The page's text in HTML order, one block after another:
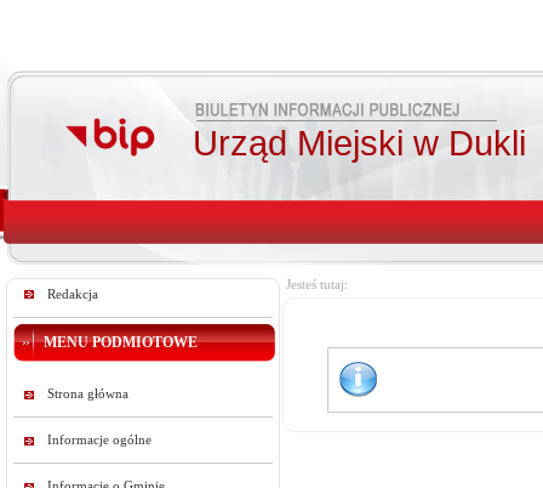
Urząd Miejski w Dukli
Redakcja
MENU PODMIOTOWE
Strona główna
Informacje ogólne
Jesteś tutaj: